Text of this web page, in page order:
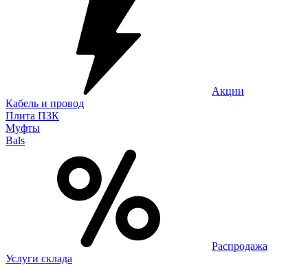
Акции
Кабель и провод
Плита ПЗК
Муфты
Bals
Распродажа
Услуги склада